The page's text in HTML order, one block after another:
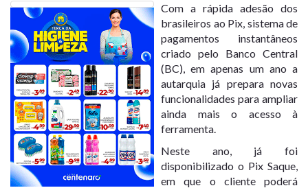
Com a rápida adesão dos
brasileiros ao Pix , sistema de
pagamentos instantâneos
criado pelo Banco Central
(BC), em apenas um ano a
autarquia já prepara novas
funcionalidades para ampliar
ainda mais o acesso à
ferramenta.
Neste ano, já foi
disponibilizado o Pix Saque,
em que o cliente poderá